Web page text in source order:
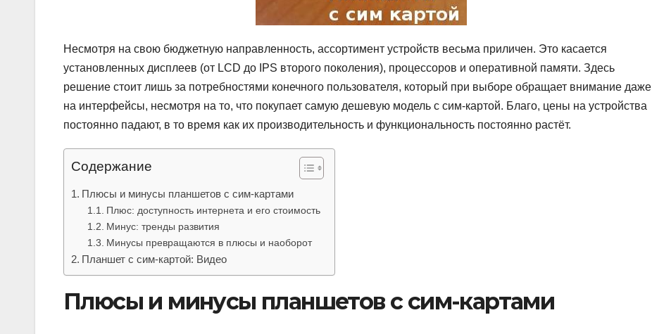
Несмотря на свою бюджетную направленность, ассортимент устройств весьма приличен. Это касается
установленных дисплеев (от LCD до IPS второго поколения), процессоров и оперативной памяти. Здесь
решение стоит лишь за потребностями конечного пользователя, который при выборе обращает внимание даже
на интерфейсы, несмотря на то, что покупает самую дешевую модель с сим-картой. Благо, цены на устройства
постоянно падают, в то время как их производительность и функциональность постоянно растёт.
Содержание
Плюсы и минусы планшетов с сим-картами
Плюс: доступность интернета и его стоимость
Минус: тренды развития
Минусы превращаются в плюсы и наоборот
Планшет с сим-картой: Видео
Плюсы и минусы планшетов с сим-картами